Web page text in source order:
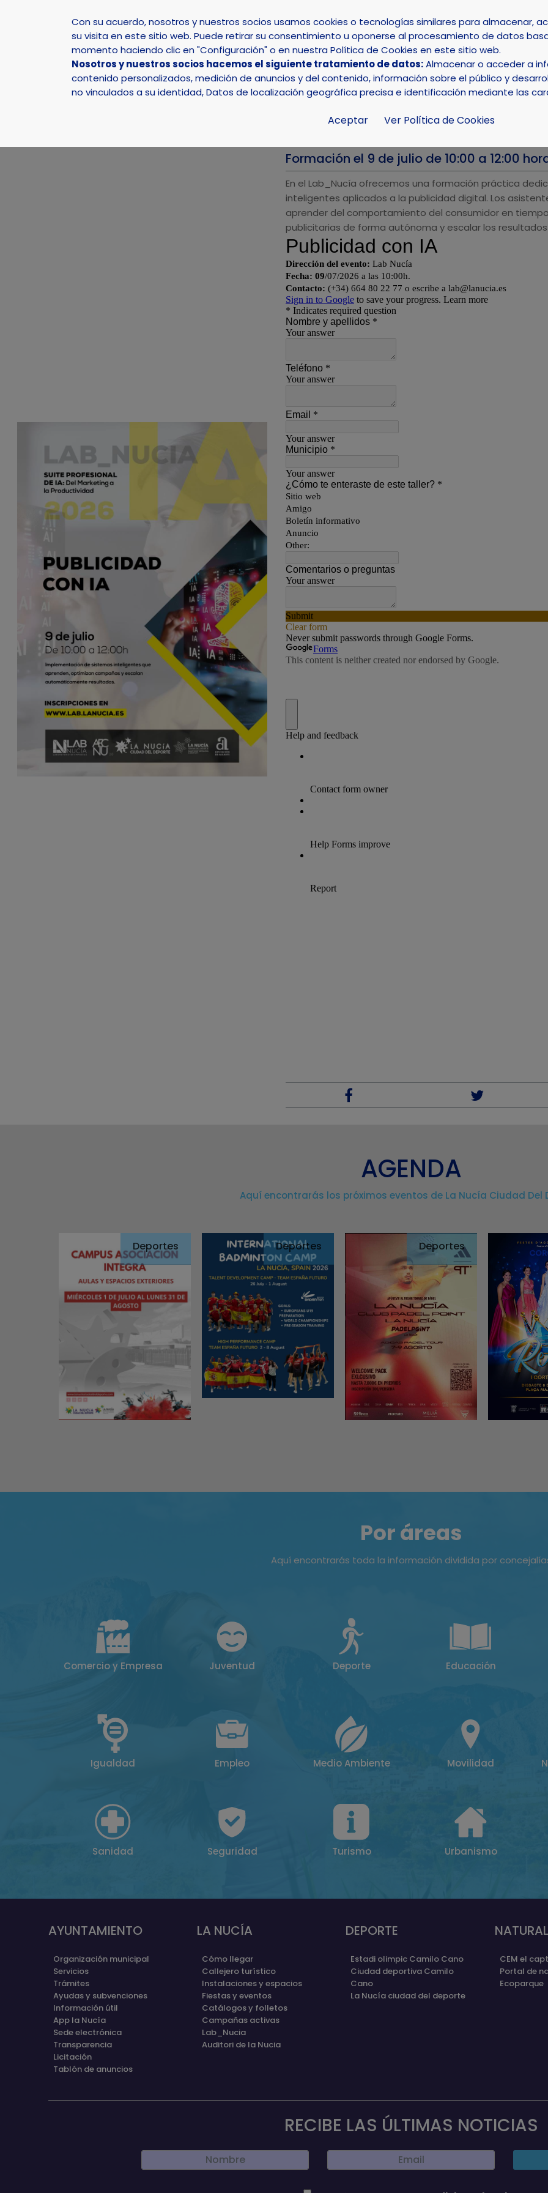
INICIO AYUNTAMIENTO LA NUCÍA
Con su acuerdo, nosotros y nuestros socios usamos cookies o tecnologías similares para almacenar,
su visita en este sitio web. Puede retirar su consentimiento u oponerse al procesamiento de datos
momento haciendo clic en "Configuración" o en nuestra Política de Cookies en este sitio web.
Nosotros y nuestros socios hacemos el siguiente tratamiento de datos:Almacenar o acceder a
contenido personalizados, medición de anuncios y del contenido, información sobre el público y
no vinculados a su identidad, Datos de localización geográfica precisa e identificación mediante las
Aceptar Ver Política de Cookies
Actualidad Agenda Publicidad con IA
Formación el 9 de julio de 10:00 a 12:00
En el Lab_Nucía ofrecemos una formación práctica
inteligentes aplicados a la publicidad digital. Los
aprender del comportamiento del consumidor en
publicitarias de forma autónoma y escalar los
AGENDA
Aquí encontrarás los próximos eventos de La Nucía Ciudad Del
Deportes Deportes Deportes
Por áreas
Aquí encontrarás toda la información dividida por
Comercio y Empresa Juventud Deporte Educación
Igualdad Empleo Medio Ambiente Movilidad
Sanidad Seguridad Turismo Urbanismo
AYUNTAMIENTO
Organización municipal
Servicios
Trámites
Ayudas y subvenciones
Información útil
App la Nucía
Sede electrónica
Transparencia
Licitación
Tablón de anuncios
LA NUCÍA
Cómo llegar
Callejero turístico
Instalaciones y espacios
Fiestas y eventos
Catálogos y folletos
Campañas activas
Lab_Nucia
Auditori de la Nucia
DEPORTE
Estadi olimpic Camilo Cano
Ciudad deportiva Camilo
Cano
La Nucía ciudad del deporte
CEM el
Portal de
Ecoparque
RECIBE LAS ÚLTIMAS NOTICIAS